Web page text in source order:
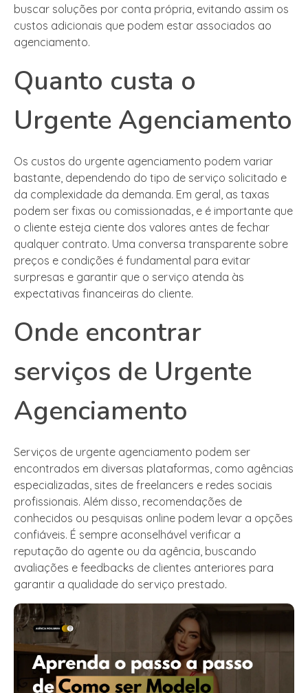
buscar soluções por conta própria, evitando assim os
custos adicionais que podem estar associados ao
agenciamento.
Quanto custa o
Urgente Agenciamento
Os custos do urgente agenciamento podem variar
bastante, dependendo do tipo de serviço solicitado e
da complexidade da demanda. Em geral, as taxas
podem ser fixas ou comissionadas, e é importante que
o cliente esteja ciente dos valores antes de fechar
qualquer contrato. Uma conversa transparente sobre
preços e condições é fundamental para evitar
surpresas e garantir que o serviço atenda às
expectativas financeiras do cliente.
Onde encontrar
serviços de Urgente
Agenciamento
Serviços de urgente agenciamento podem ser
encontrados em diversas plataformas, como agências
especializadas, sites de freelancers e redes sociais
profissionais. Além disso, recomendações de
conhecidos ou pesquisas online podem levar a opções
confiáveis. É sempre aconselhável verificar a
reputação do agente ou da agência, buscando
avaliações e feedbacks de clientes anteriores para
garantir a qualidade do serviço prestado.